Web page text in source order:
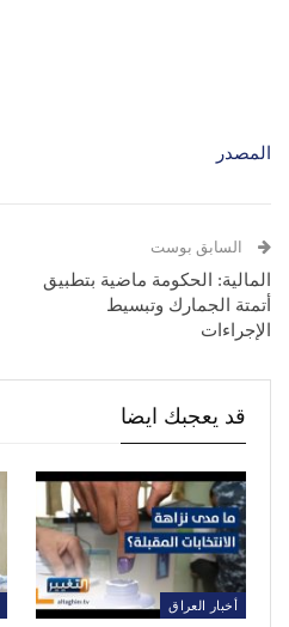
المصدر
السابق بوست
المالية: الحكومة ماضية بتطبيق
أتمتة الجمارك وتبسيط
الإجراءات
قد يعجبك ايضا
أخبار العراق